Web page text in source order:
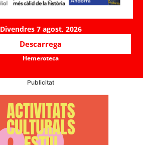
Divendres 7 agost, 2026
Descarrega
Hemeroteca
Publicitat